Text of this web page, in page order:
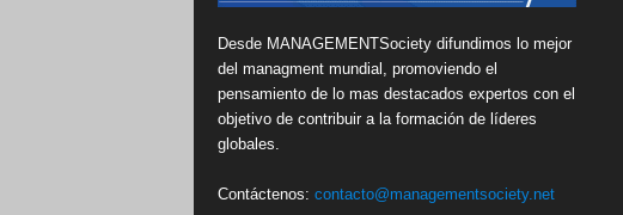
Desde MANAGEMENTSociety difundimos lo mejor
del managment mundial, promoviendo el
pensamiento de lo mas destacados expertos con el
objetivo de contribuir a la formación de líderes
globales.
Contáctenos: contacto@managementsociety.net